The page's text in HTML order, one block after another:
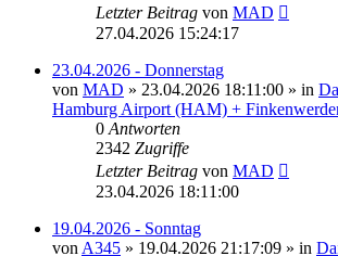
Letzter Beitrag von MAD
27.04.2026 15:24:17
23.04.2026 - Donnerstag
von MAD » 23.04.2026 18:11:00 » in
Hamburg Airport (HAM) +
0 Antworten
2342 Zugriffe
Letzter Beitrag von MAD
23.04.2026 18:11:00
19.04.2026 - Sonntag
von A345 » 19.04.2026 21:17:09 » in